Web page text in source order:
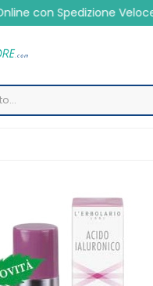
Spedizione Veloce 24/48h